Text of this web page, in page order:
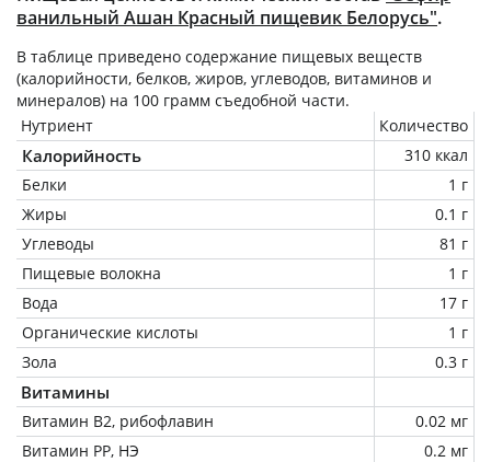
ванильный Ашан Красный пищевик Белорусь".
В таблице приведено содержание пищевых веществ
(калорийности, белков, жиров, углеводов, витаминов и
минералов) на 100 грамм съедобной части.
Нутриент
Количество
Калорийность
310 ккал
Белки
1 г
Жиры
0.1 г
Углеводы
81 г
Пищевые волокна
1 г
Вода
17 г
Органические кислоты
1 г
Зола
0.3 г
Витамины
Витамин В2, рибофлавин
0.02 мг
Витамин РР, НЭ
0.2 мг